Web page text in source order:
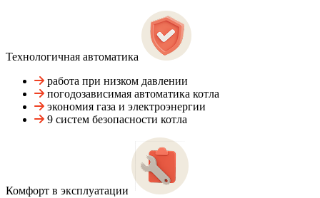
Технологичная автоматика
работа при низком давлении
погодозависимая автоматика котла
экономия газа и электроэнергии
9 систем безопасности котла
Комфорт в эксплуатации